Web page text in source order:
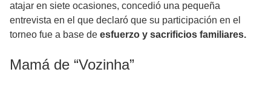
atajar en siete ocasiones, concedió una pequeña
entrevista en el que declaró que su participación en el
torneo fue a base de esfuerzo y sacrificios familiares.
Mamá de “Vozinha”